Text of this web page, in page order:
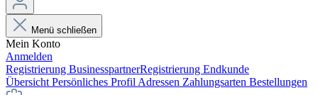
Menü schließen
Mein Konto
Anmelden
Registrierung BusinesspartnerRegistrierung Endkunde
Übersicht Persönliches Profil Adressen Zahlungsarten Bestellungen